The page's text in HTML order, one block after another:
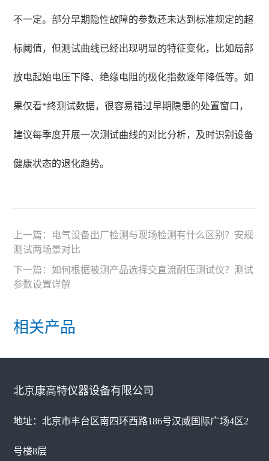
不一定。部分早期隐性故障的参数还未达到标准规定的超
标阈值，但测试曲线已经出现明显的特征变化，比如局部
放电起始电压下降、绝缘电阻的极化指数逐年降低等。如
果仅看*终测试数据，很容易错过早期隐患的处置窗口，
建议每季度开展一次测试曲线的对比分析，及时识别设备
健康状态的退化趋势。
上一篇： 电气设备出厂检测与现场检测有什么区别？安规
测试两场景对比
下一篇：如何根据被测产品选择交直流耐压测试仪？测试
参数设置详解
相关产品
北京康高特仪器设备有限公司
地址：北京市丰台区南四环西路186号汉威国际广场4区2
号楼8层